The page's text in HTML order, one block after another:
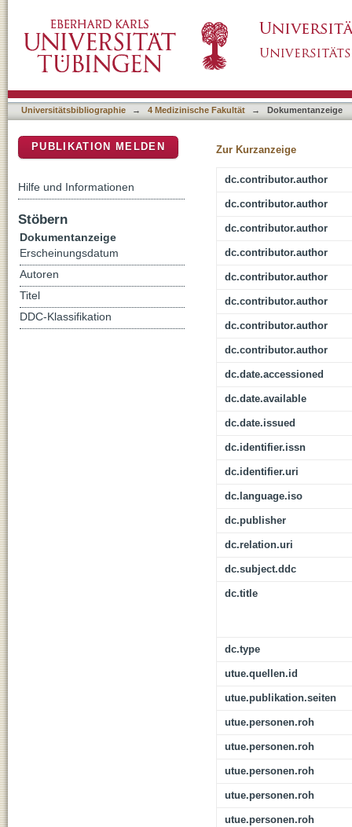
national reference pediatric onco-surgical
Universitätsbibliographie → 4 Medizinische Fakultät → Dokumentanzeige
Zur Kurzanzeige
dc.contributor.author
dc.contributor.author
dc.contributor.author
dc.contributor.author
dc.contributor.author
dc.contributor.author
dc.contributor.author
dc.contributor.author
dc.date.accessioned
dc.date.available
dc.date.issued
dc.identifier.issn
dc.identifier.uri
dc.language.iso
dc.publisher
dc.relation.uri
dc.subject.ddc
dc.title
dc.type
utue.quellen.id
utue.publikation.seiten
utue.personen.roh
utue.personen.roh
utue.personen.roh
utue.personen.roh
utue.personen.roh
PUBLIKATION MELDEN
Hilfe und Informationen
Stöbern
Dokumentanzeige
Erscheinungsdatum
Autoren
Titel
DDC-Klassifikation